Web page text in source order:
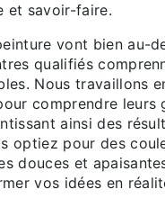
et savoir-faire.
vont bien au-
qualifiés
Nous travaillons
comprendre leurs
ainsi des
optiez pour des
douces et
vos idées en